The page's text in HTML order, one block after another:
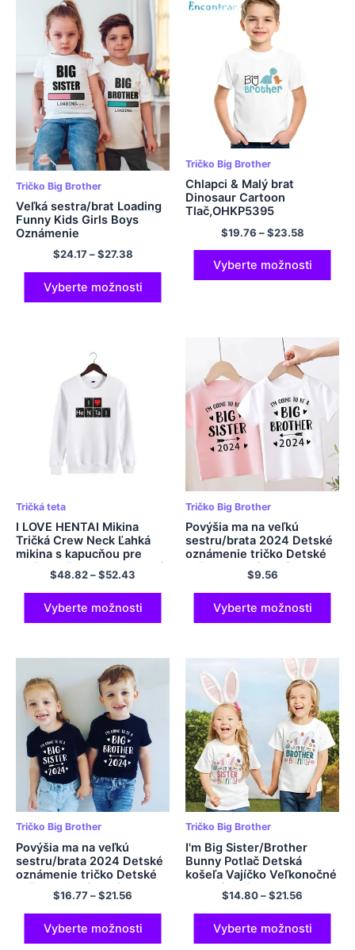
Tričko Big Brother
Veľká sestra/brat Loading
Funny Kids Girls Boys
Oznámenie
$24.17–$27.38
Vyberte možnosti
Tričko Big Brother
Chlapci & Malý brat
Dinosaur Cartoon
Tlač,OHKP5395
$19.76 –$23.58
Vyberte možnosti
Tričká teta
I LOVE HENTAI Mikina
Tričká Crew Neck Ľahká
mikina s kapucňou pre
mužov a ženy Viacfarebné
$48.82–$52.43
Vyberte možnosti
Tričko Big Brother
Povýšia ma na veľkú
sestru/brata 2024 Detské
oznámenie tričko Detské
tričko Detské topánky
Tops Toddler Tshirt Letné
oblečenie
$9.56
Vyberte možnosti
Tričko Big Brother
Povýšia ma na veľkú
sestru/brata 2024 Detské
oznámenie tričko Detské
tričko Detské topánky
Tops Toddler Tshirt Letné
oblečenie
$16.77–$21.56
Vyberte možnosti
Tričko Big Brother
I'm Big Sister/Brother
Bunny Potlač Detská
košeľa Vajíčko Veľkonočné
Detské Tričko
Chlapčenské Dievčenské
Oblečenie Top Detské
Oblečenie s krátkym
rukávom
$14.80–$21.56
Vyberte možnosti